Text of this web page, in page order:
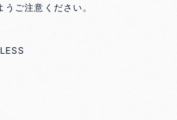
ご注意ください。